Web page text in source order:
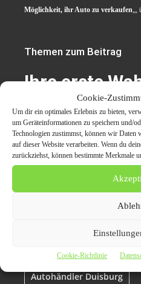
Cookie-
Um dir ein optimales Erlebnis zu bieten,
um Geräteinformationen zu speichern und/
Technologien zustimmst, können wir Daten
auf dieser Website verarbeiten. Wenn du
zurückziehst, können bestimmte Merkmale
Cookie-Richtlinie
Möglichkeit, ihr Auto zu verkaufen
Themen zum Beitrag
Ihre erste
Autoankauf
Autohändler
durch
Lösungen
Auto verkaufen Duisburg
Autohändler Duisburg